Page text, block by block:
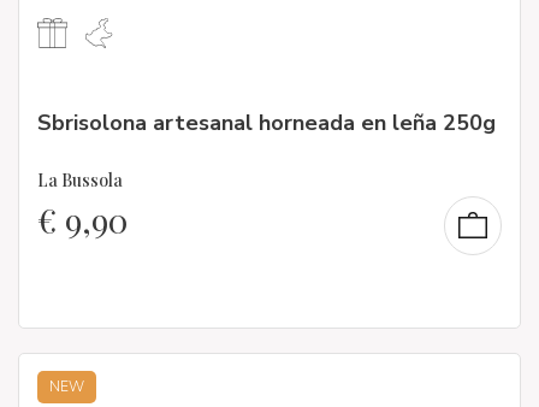
Sbrisolona artesanal horneada en leña 250g
La Bussola
€ 9,90
NEW